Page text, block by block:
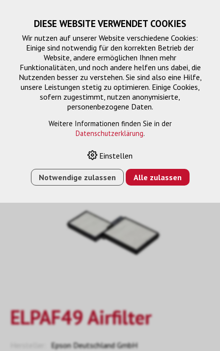
ELPAF49 Airfilter
Epson Deutschland GmbH
DIESE WEBSITE VERWENDET COOKIES
Wir nutzen auf unserer Website verschiedene Cookies:
Einige sind notwendig für den korrekten Betrieb der
Website, andere ermöglichen Ihnen mehr
Funktionalitäten, und noch andere helfen uns dabei, die
Nutzenden besser zu verstehen. Sie sind also eine Hilfe,
unsere Leistungen stetig zu optimieren. Einige Cookies,
sofern zugestimmt, nutzen anonymisierte,
personenbezogene Daten.
Weitere Informationen finden Sie in der
Datenschutzerklärung.
Einstellen
Notwendige zulassen Alle zulassen